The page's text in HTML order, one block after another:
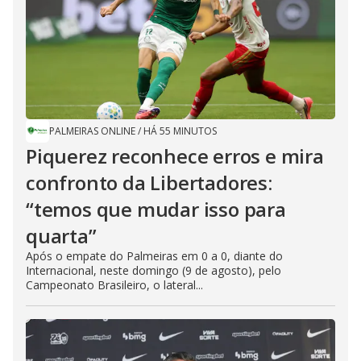
PALMEIRAS ONLINE/ HÁ 55 MINUTOS
Piquerez reconhece erros e mira
confronto da Libertadores:
“temos que mudar isso para
quarta”
Após o empate do Palmeiras em 0 a 0, diante do
Internacional, neste domingo (9 de agosto), pelo
Campeonato Brasileiro, o lateral...